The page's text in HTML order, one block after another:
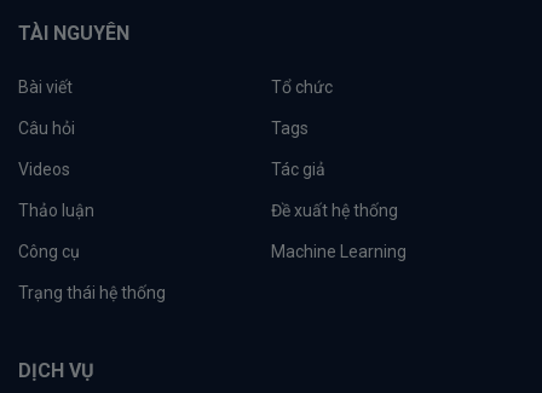
TÀI NGUYÊN
Bài viết Tổ chức
Câu hỏi Tags
Videos Tác giả
Thảo luận Đề xuất hệ thống
Công cụ Machine Learning
Trạng thái hệ thống
DỊCH VỤ